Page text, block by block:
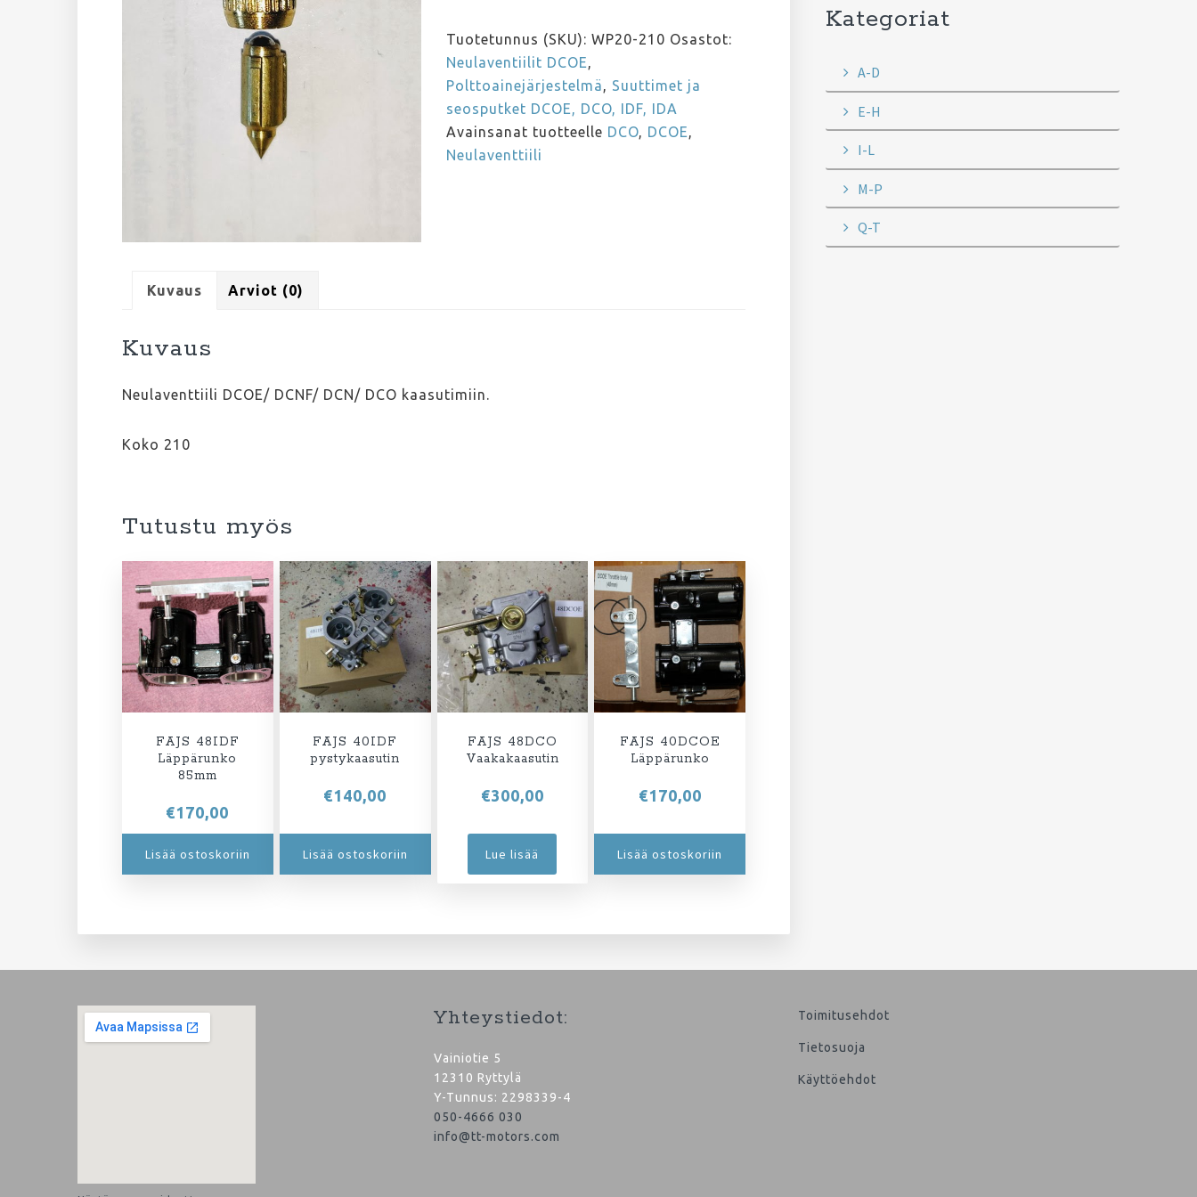
DCNF/
DCN/
DCO
kaasuttimiin
210
määrä
Tuotetunnus (SKU): WP20-210 Osastot:
Neulaventiilit DCOE,
Polttoainejärjestelmä, Suuttimet ja
seosputket DCOE, DCO, IDF, IDA
Avainsanat tuotteelle DCO, DCOE,
Neulaventtiili
Kuvaus Arviot (0)
Kuvaus
Neulaventtiili DCOE/ DCNF/ DCN/ DCO kaasutimiin.
Koko 210
Tutustu myös
FAJS 48IDF
Läppärunko
85mm
€170,00
Lisää ostoskoriin
FAJS 40IDF
pystykaasutin
€140,00
Lisää ostoskoriin
FAJS 48DCO
Vaakakaasutin
€300,00
Lue lisää
FAJS 40DCOE
Läppärunko
€170,00
Lisää ostoskoriin
Kategoriat
A-D
E-H
I-L
M-P
Q-T
Yhteystiedot:
Vainiotie 5
12310 Ryttylä
Y-Tunnus: 2298339-4
050-4666 030
info@tt-motors.com
Toimitusehdot
Tietosuoja
Käyttöehdot